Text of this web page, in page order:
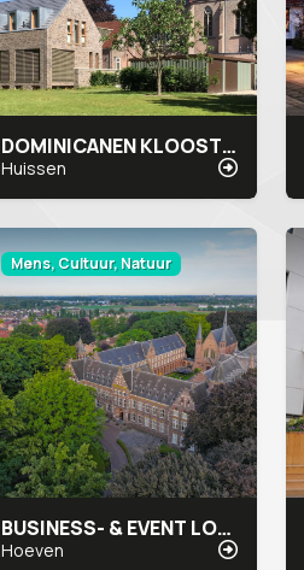
DOMINICANEN KLOOSTER
Huissen
Mens, Cultuur, Natuur
BUSINESS- & EVENT LOCATIE BOVENDONK
Hoeven